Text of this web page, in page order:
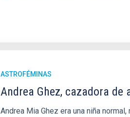
ASTROFÉMINAS
Andrea Ghez, cazadora de
Andrea Mia Ghez era una niña